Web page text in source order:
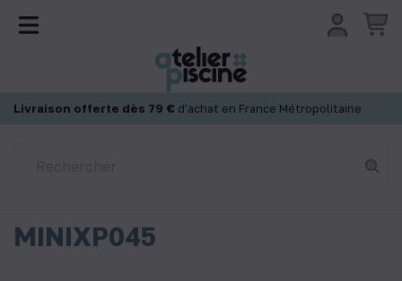
Livraison offerte dès 79 € d'achat en France Métropolitaine
MINIXP045